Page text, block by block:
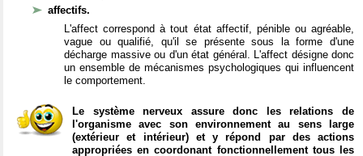
affectifs.
L'affect correspond à tout état affectif, pénible ou agréable,
vague ou qualifié, qu'il se présente sous la forme d'une
décharge massive ou d'un état général. L'affect désigne donc
un ensemble de mécanismes psychologiques qui influencent
le comportement.
Le système nerveux assure donc les relations de
l'organisme avec son environnement au sens large
(extérieur et intérieur) et y répond par des actions
appropriées en coordonant fonctionnellement tous les